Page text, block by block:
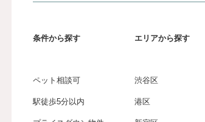
条件から探す
ペット相談可
駅徒歩5分以内
エリアから探す
渋谷区
港区